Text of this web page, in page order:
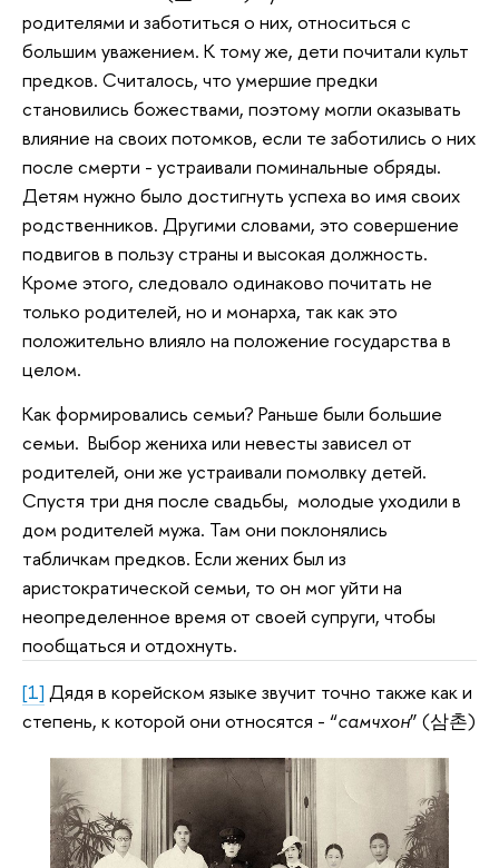
родителями и заботиться о них, относиться с
большим уважением. К тому же, дети почитали культ
предков. Считалось, что умершие предки
становились божествами, поэтому могли оказывать
влияние на своих потомков, если те заботились о них
после смерти - устраивали поминальные обряды.
Детям нужно было достигнуть успеха во имя своих
родственников. Другими словами, это совершение
подвигов в пользу страны и высокая должность.
Кроме этого, следовало одинаково почитать не
только родителей, но и монарха, так как это
положительно влияло на положение государства в
целом.
Как формировались семьи? Раньше были большие
семьи. Выбор жениха или невесты зависел от
родителей, они же устраивали помолвку детей.
Спустя три дня после свадьбы, молодые уходили в
дом родителей мужа. Там они поклонялись
табличкам предков. Если жених был из
аристократической семьи, то он мог уйти на
неопределенное время от своей супруги, чтобы
пообщаться и отдохнуть.
[1] Дядя в корейском языке звучит точно также как и
степень, к которой они относятся - “самчхон” (삼촌)